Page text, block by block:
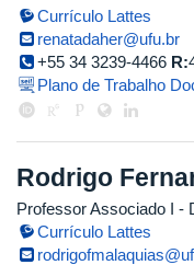
Currículo Lattes
renatadaher@ufu.br
+55 34 3239-4466 R:
Plano de Trabalho
Rodrigo
Professor Associado I -
Currículo Lattes